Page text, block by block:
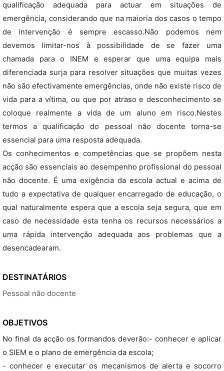
qualificação adequada para actuar em situações de
emergência, considerando que na maioria dos casos o tempo
de intervenção é sempre escasso.Não podemos nem
devemos limitar-nos à possibilidade de se fazer uma
chamada para o INEM e esperar que uma equipa mais
diferenciada surja para resolver situações que muitas vezes
não são efectivamente emergências, onde não existe risco de
vida para a vítima, ou que por atraso e desconhecimento se
coloque realmente a vida de um aluno em risco.Nestes
termos a qualificação do pessoal não docente torna-se
essencial para uma resposta adequada.
Os conhecimentos e competências que se propõem nesta
acção são essenciais ao desempenho profissional do pessoal
não docente. É uma exigência da escola actual e acima de
tudo a expectativa de qualquer encarregado de educação, o
qual naturalmente espera que a escola seja segura, que em
caso de necessidade esta tenha os recursos necessários a
uma rápida intervenção adequada aos problemas que a
desencadearam.
DESTINATÁRIOS
Pessoal não docente
OBJETIVOS
No final da acção os formandos deverão:- conhecer e aplicar
o SIEM e o plano de emergência da escola;
- conhecer e executar os mecanismos de alerta e socorro